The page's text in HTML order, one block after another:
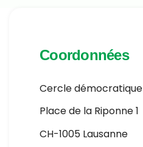
Coordonnées
Cercle démocratique
Place de la Riponne 1
CH-1005 Lausanne